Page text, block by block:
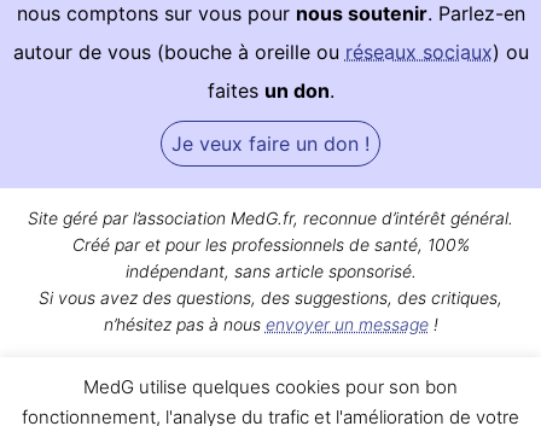
nous comptons sur vous pour nous soutenir. Parlez-en
autour de vous (bouche à oreille ou réseaux sociaux) ou
faites un don.
Je veux faire un don !
Site géré par l’association MedG.fr, reconnue d’intérêt général.
Créé par et pour les professionnels de santé, 100%
indépendant, sans article sponsorisé.
Si vous avez des questions, des suggestions, des critiques,
n’hésitez pas à nous envoyer un message!
Qui sommes-nous ?|Mentions légales|Contact
MedG utilise quelques cookies pour son bon
fonctionnement, l'analyse du trafic et l'amélioration de votre